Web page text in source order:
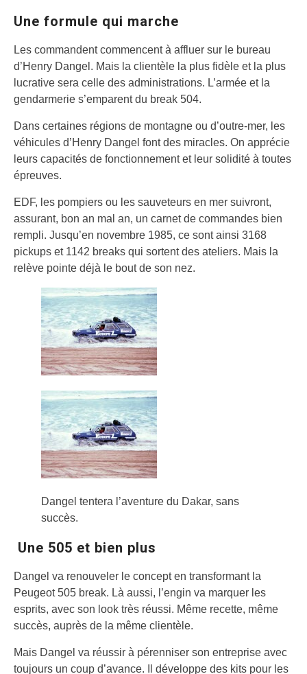
Une formule qui marche
Les commandent commencent à affluer sur le bureau
d’Henry Dangel. Mais la clientèle la plus fidèle et la plus
lucrative sera celle des administrations. L’armée et la
gendarmerie s’emparent du break 504.
Dans certaines régions de montagne ou d’outre-mer, les
véhicules d’Henry Dangel font des miracles. On apprécie
leurs capacités de fonctionnement et leur solidité à toutes
épreuves.
EDF, les pompiers ou les sauveteurs en mer suivront,
assurant, bon an mal an, un carnet de commandes bien
rempli. Jusqu’en novembre 1985, ce sont ainsi 3168
pickups et 1142 breaks qui sortent des ateliers. Mais la
relève pointe déjà le bout de son nez.
Dangel tentera l’aventure du Dakar, sans
succès.
Une 505 et bien plus
Dangel va renouveler le concept en transformant la
Peugeot 505 break. Là aussi, l’engin va marquer les
esprits, avec son look très réussi. Même recette, même
succès, auprès de la même clientèle.
Mais Dangel va réussir à pérenniser son entreprise avec
toujours un coup d’avance. Il développe des kits pour les